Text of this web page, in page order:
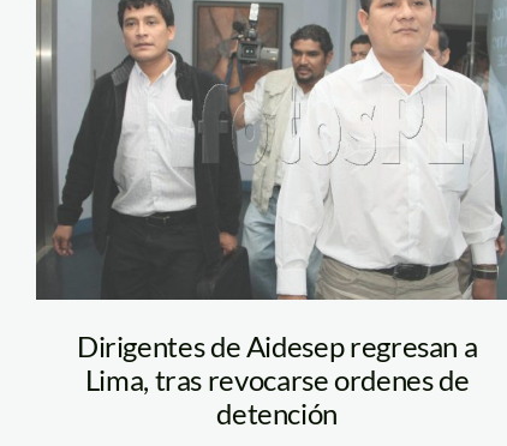
Dirigentes de Aidesep regresan a
Lima, tras revocarse ordenes de
detención